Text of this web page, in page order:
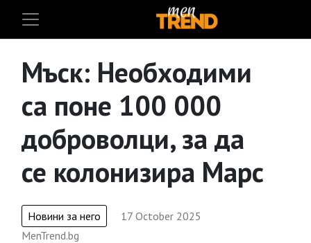
Мъск: Необходими
са поне 100 000
доброволци, за да
се колонизира Марс
Новини за него
17 October 2025
MenTrend.bg